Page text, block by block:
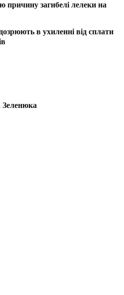
причину загибелі лелеки на
в ухиленні від сплати
Зеленюка